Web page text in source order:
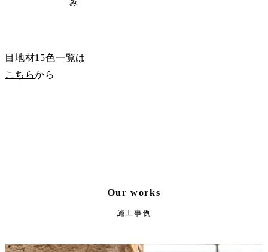
み
目地材15色一覧は
こちらから
Our works
施工事例